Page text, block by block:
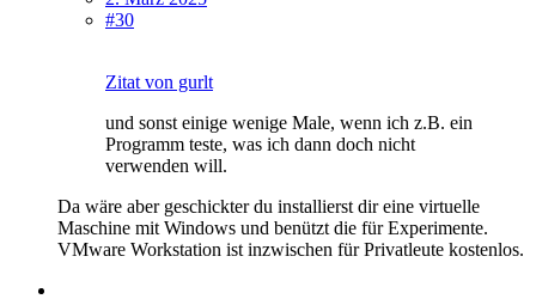
#30
Zitat von gurlt
und sonst einige wenige Male, wenn ich z.B. ein
Programm teste, was ich dann doch nicht
verwenden will.
Da wäre aber geschickter du installierst dir eine virtuelle
Maschine mit Windows und benützt die für Experimente.
VMware Workstation ist inzwischen für Privatleute kostenlos.